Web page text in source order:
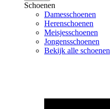
Schoenen
Damesschoenen
Herenschoenen
Meisjesschoenen
Jongensschoenen
Bekijk alle schoenen